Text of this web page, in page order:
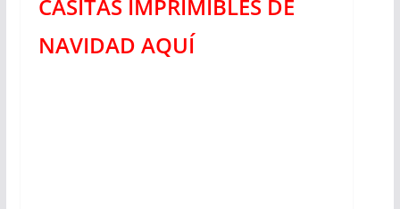
CASITAS IMPRIMIBLES DE
NAVIDAD AQUÍ